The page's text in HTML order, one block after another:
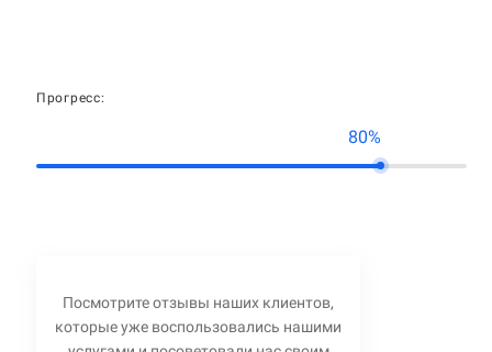
Прогресс:
80%
Посмотрите отзывы наших клиентов,
которые уже воспользовались нашими